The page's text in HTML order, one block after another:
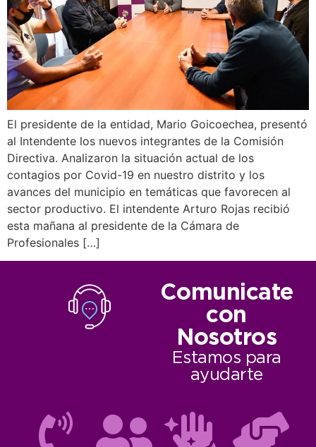
El presidente de la entidad, Mario Goicoechea, presentó
al Intendente los nuevos integrantes de la Comisión
Directiva. Analizaron la situación actual de los
contagios por Covid-19 en nuestro distrito y los
avances del municipio en temáticas que favorecen al
sector productivo. El intendente Arturo Rojas recibió
esta mañana al presidente de la Cámara de
Profesionales […]
Comunicate
con
Nosotros
Estamos para
ayudarte